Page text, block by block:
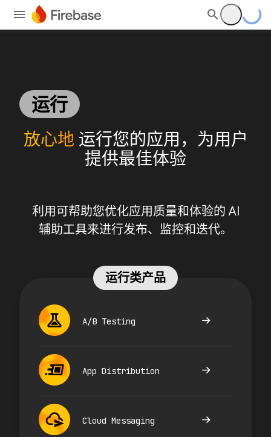
运行
放心地 运行您的应用，为用户
提供最佳体验
利用可帮助您优化应用质量和体验的 AI
辅助工具来进行发布、监控和迭代。
运行类产品
A/B Testing
App Distribution
Cloud Messaging